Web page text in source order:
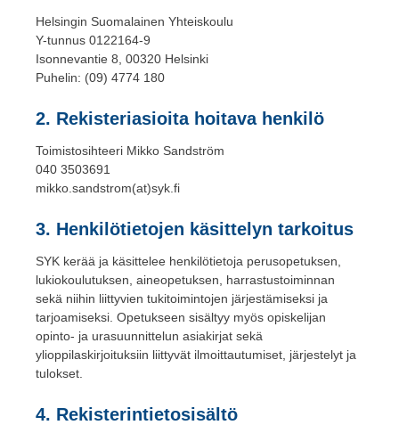
Helsingin Suomalainen Yhteiskoulu
Y-tunnus 0122164-9
Isonnevantie 8, 00320 Helsinki
Puhelin: (09) 4774 180
2. Rekisteriasioita hoitava henkilö
Toimistosihteeri Mikko Sandström
040 3503691
mikko.sandstrom(at)syk.fi
3. Henkilötietojen käsittelyn tarkoitus
SYK kerää ja käsittelee henkilötietoja perusopetuksen,
lukiokoulutuksen, aineopetuksen, harrastustoiminnan
sekä niihin liittyvien tukitoimintojen järjestämiseksi ja
tarjoamiseksi. Opetukseen sisältyy myös opiskelijan
opinto- ja urasuunnittelun asiakirjat sekä
ylioppilaskirjoituksiin liittyvät ilmoittautumiset, järjestelyt ja
tulokset.
4. Rekisterintietosisältö